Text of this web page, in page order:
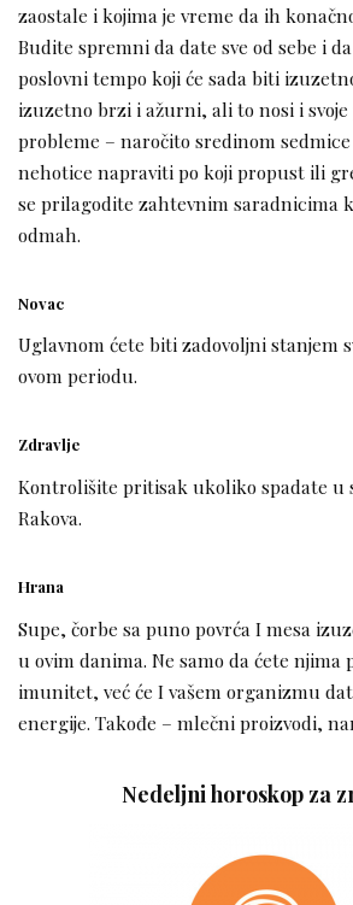
zaostale i kojima je vreme da ih
Budite spremni da date sve od sebe i
poslovni tempo koji će sada biti
izuzetno brzi i ažurni, ali to nosi i
probleme – naročito sredinom
nehotice napraviti po koji propust ili
se prilagodite zahtevnim saradnicima
odmah.
Novac
Uglavnom ćete biti zadovoljni stanjem
ovom periodu.
Zdravlje
Kontrolišite pritisak ukoliko spadate u
Rakova.
Hrana
Supe, čorbe sa puno povrća I mesa
u ovim danima. Ne samo da ćete njima
imunitet, već će I vašem organizmu
energije. Takođe – mlečni proizvodi,
Nedeljni horoskop za